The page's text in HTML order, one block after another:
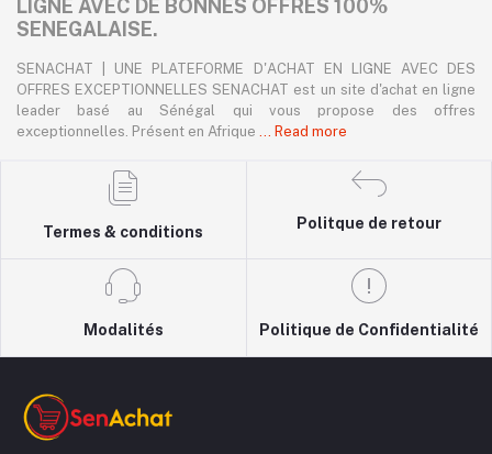
LIGNE AVEC DE BONNES OFFRES 100%
SENEGALAISE.
SENACHAT | UNE PLATEFORME D'ACHAT EN LIGNE AVEC DES
OFFRES EXCEPTIONNELLES SENACHAT est un site d'achat en ligne
leader basé au Sénégal qui vous propose des offres
exceptionnelles. Présent en Afrique ... Read more
Termes & conditions
Politque de retour
Modalités Politique de Confidentialité